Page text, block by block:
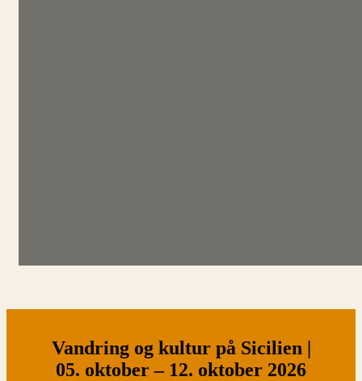
Vandring og kultur på Sicilien |
05. oktober – 12. oktober 2026